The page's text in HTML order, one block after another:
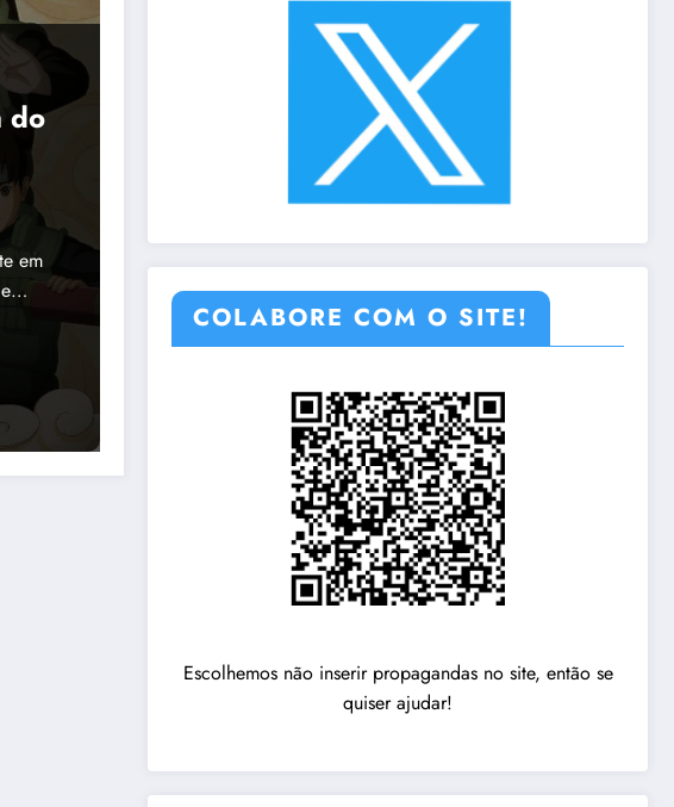
do
em
e…
COLABORE COM O SITE!
Escolhemos não inserir propagandas no site, então se
quiser ajudar!